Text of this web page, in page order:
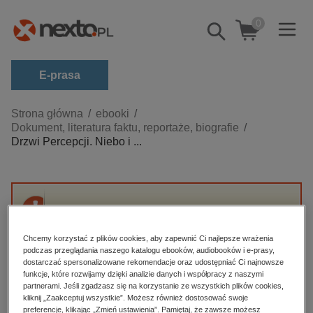
Pokaż/schowaj
wyszukiwarkę
0
E-prasa
Kategorie
Zobacz wszystkie E-prasa
biznesowe, branżowe, gospodarka
darmowe wydania
edukacja
hobby, sport, rozrywka
komputery, internet, technologie, informatyka
Strona główna
ebooki
Dokument, literatura faktu, reportaże, biografie
Drzwi Percepcji. Niebo i ...
High-contrast mode
Polecane
Chcemy korzystać z plików cookies, aby zapewnić Ci najlepsze wrażenia
podczas przeglądania naszego katalogu ebooków, audiobooków i e-prasy,
dostarczać spersonalizowane rekomendacje oraz udostępniać Ci najnowsze
funkcje, które rozwijamy dzięki analizie danych i współpracy z naszymi
partnerami. Jeśli zgadzasz się na korzystanie ze wszystkich plików cookies,
kliknij „Zaakceptuj wszystkie”. Możesz również dostosować swoje
preferencje, klikając „Zmień ustawienia”. Pamiętaj, że zawsze możesz